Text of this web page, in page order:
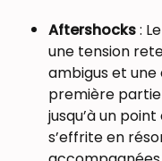
Aftershocks:
une tension
ambigus et
première
jusqu’à un
s’effrite en